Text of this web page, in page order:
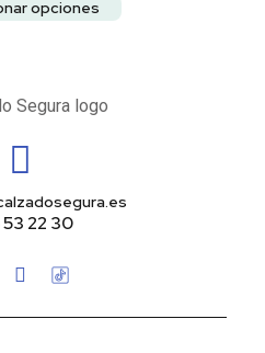
opciones
22 30